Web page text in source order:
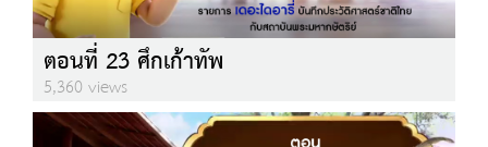
ตอนที่ 23 ศึกเก้าทัพ
5,360 views